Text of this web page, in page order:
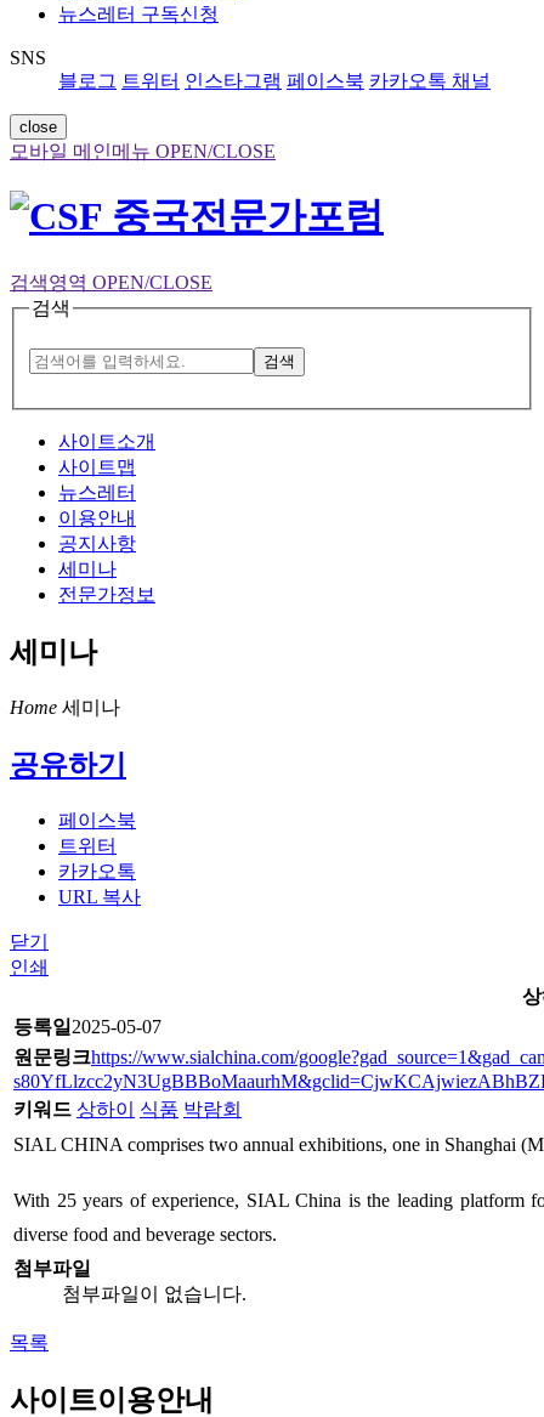
뉴스레터 구독신청
SNS
블로그 트위터 인스타그램 페이스북 카카오톡 채널
close
모바일 메인메뉴 OPEN/CLOSE
검색영역 OPEN/CLOSE
검색
검색
사이트소개
사이트맵
뉴스레터
이용안내
공지사항
세미나
전문가정보
세미나
Home 세미나
공유하기
페이스북
트위터
카카오톡
URL 복사
닫기
인쇄
등록일 2025-05-07
원문링크https://www.sialchina.com/
키워드 상하이 식품 박람회
SIAL CHINA comprises two annual exhibitions, one in Shanghai
With 25 years of experience, SIAL China is the leading platform
diverse food and beverage sectors.
첨부파일
첨부파일이 없습니다.
목록
사이트이용안내